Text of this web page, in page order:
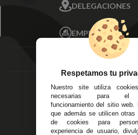
Mis Direcciones
Mis Pedidos
Mis favoritos
FAQ's
DELEGACIONES
Écija - Sevilla
Av. Plaza de Toros.
Local 3
Córdoba
14
Alzira - Valencia
C/ Esplugues, 135
EMPRESA
Aviso Legal
Devoluciones
Política de
Pago Seguro
Terminos y
Condiciones
Políticas de
Respetamos tu
Nuestro site utiliza
necesarias para el
funcionamiento del sitio web.
que además se utilicen otras
de cookies para
experiencia de usuario,